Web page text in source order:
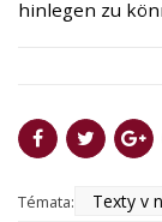
hinlegen zu
Témata:
Texty v